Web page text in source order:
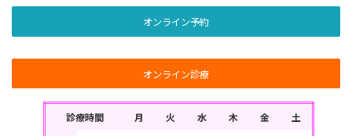
オンライン予約
オンライン診療
診療時間 月 火 水 木 金 土